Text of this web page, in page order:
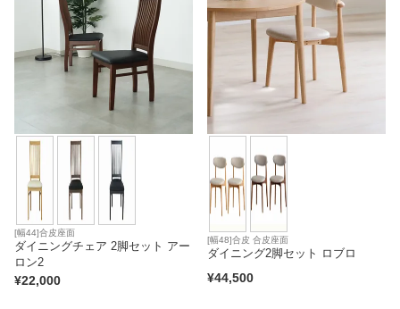
[幅44]合皮座面
ダイニングチェア 2脚セット アー
ロン2
¥22,000
[幅48]合皮 合皮座面
ダイニング2脚セット ロブロ
¥44,500